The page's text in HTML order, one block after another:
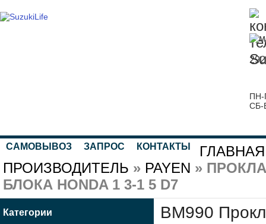
ПН-
СБ-
САМОВЫВОЗ ЗАПРОС КОНТАКТЫ ГЛАВНАЯ
ПРОИЗВОДИТЕЛЬ » PAYEN »
БЛОКА HONDA 1 3-1 5 D7
BM990
Категории